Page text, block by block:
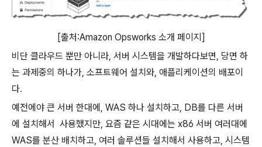
[출처:Amazon Opsworks 소개 페이지]
비단 클라우드 뿐만 아니라 서버 시스템을 개발하다보면 당면 하
는 과제중의 하나가 소프트웨어 설치와 애플리케이션의 배포이
다.
예전에야 큰 서버 한대에
, WAS 하나 설치하고 , DB를 다른 서버
에 설치해서 사용했지만 요즘 같은 시대에는 x86 서버 여러대에
WAS를 분산 배치하고 여러 솔루션들 설치해서 사용하고 시스템